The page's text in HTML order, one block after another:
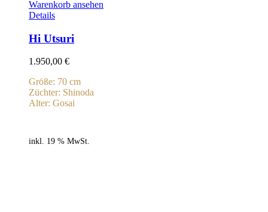
Warenkorb ansehen
Details
Hi Utsuri
1.950,00 €
Größe: 70 cm
Züchter: Shinoda
Alter: Gosai
inkl. 19 % MwSt.